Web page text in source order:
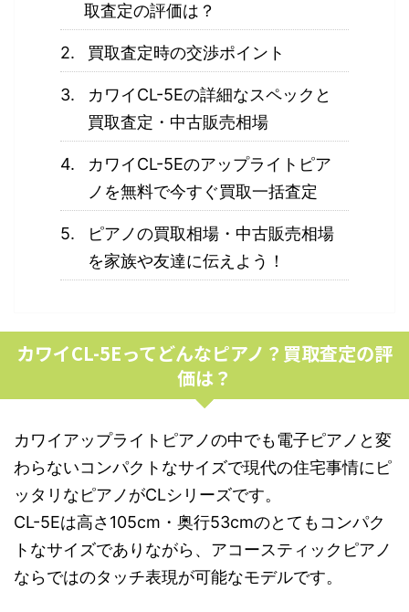
取査定の評価は？
買取査定時の交渉ポイント
カワイCL-5Eの詳細なスペックと
買取査定・中古販売相場
カワイCL-5Eのアップライトピア
ノを無料で今すぐ買取一括査定
ピアノの買取相場・中古販売相場
を家族や友達に伝えよう！
カワイCL-5Eってどんなピアノ？買取査定の評
価は？
カワイアップライトピアノの中でも電子ピアノと変
わらないコンパクトなサイズで現代の住宅事情にピ
ッタリなピアノがCLシリーズです。
CL-5Eは高さ105cm・奥行53cmのとてもコンパク
トなサイズでありながら、アコースティックピアノ
ならではのタッチ表現が可能なモデルです。